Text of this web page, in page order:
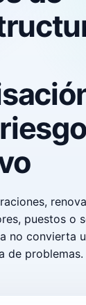
puestos o
no convierta
de problemas.